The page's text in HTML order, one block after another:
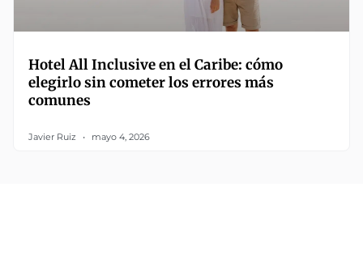
Hotel All Inclusive en el Caribe: cómo
elegirlo sin cometer los errores más
comunes
Javier Ruiz mayo 4, 2026